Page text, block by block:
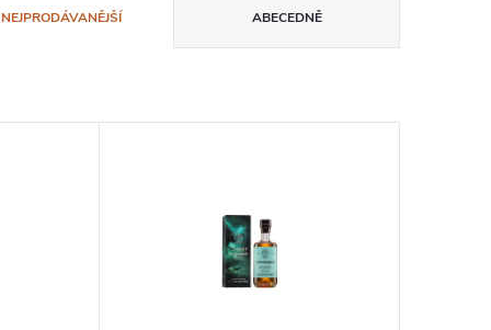
NEJPRODÁVANĚJŠÍ ABECEDNĚ